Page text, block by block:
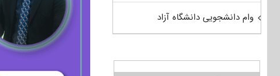
وام دانشجویی دانشگاه آزاد